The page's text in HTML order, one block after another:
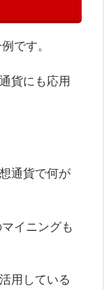
です。
貨にも応用
通貨で何が
イニングも
用している